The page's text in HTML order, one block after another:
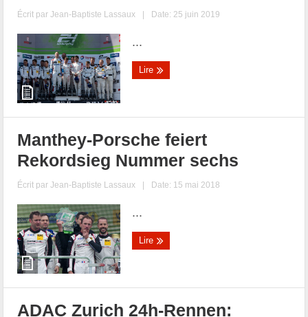
Écrit parJean-Baptiste Lassaux | Date: 25 juin 2019
...
Lire
Manthey-Porsche feiert
Rekordsieg Nummer sechs
Écrit parJean-Baptiste Lassaux | Date: 15 mai 2018
...
Lire
ADAC Zurich 24h-Rennen: